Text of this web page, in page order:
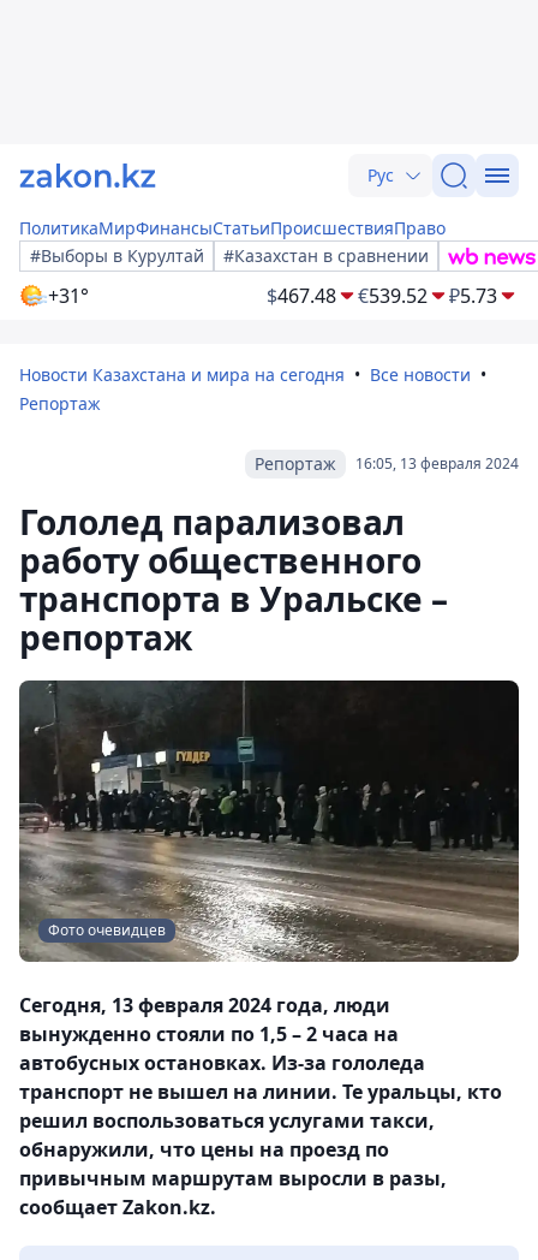
Рус
ПолитикаМирФинансыСтатьиПроисшествияПраво
#Выборы в Курултай
#Казахстан в сравнении
+31° $467.48 €539.52 ₽5.73
Новости Казахстана и мира на сегодня
Все новости
Репортаж
16:05, 13 февраля 2024
Репортаж
Гололед парализовал
работу общественного
транспорта в Уральске –
репортаж
Фото очевидцев
Сегодня, 13 февраля 2024 года, люди
вынужденно стояли по 1,5 – 2 часа на
автобусных остановках. Из-за гололеда
транспорт не вышел на линии. Те уральцы, кто
решил воспользоваться услугами такси,
обнаружили, что цены на проезд по
привычным маршрутам выросли в разы,
сообщает Zakon.kz.